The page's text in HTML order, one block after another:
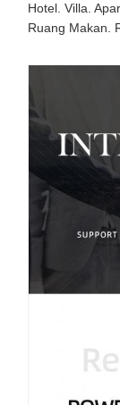
Hotel. Villa.
Ruang Makan.